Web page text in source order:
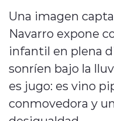
Entrevistas
Quienes
Una imagen
Navarro expone
infantil en plena
sonríen bajo la
es jugo: es vino
conmovedora y